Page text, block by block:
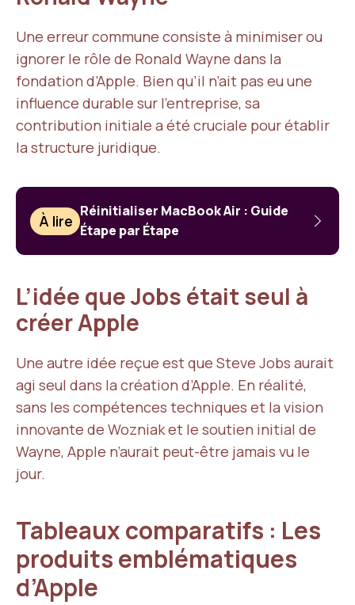
Une erreur commune consiste à minimiser ou
ignorer le rôle de Ronald Wayne dans la
fondation d’Apple. Bien qu’il n’ait pas eu une
influence durable sur l’entreprise, sa
contribution initiale a été cruciale pour établir
la structure juridique.
À lire
Réinitialiser MacBook Air : Guide
Étape par Étape
L’idée que Jobs était seul à
créer Apple
Une autre idée reçue est que Steve Jobs aurait
agi seul dans la création d’Apple. En réalité,
sans les compétences techniques et la vision
innovante de Wozniak et le soutien initial de
Wayne, Apple n’aurait peut-être jamais vu le
jour.
Tableaux comparatifs : Les
produits emblématiques
d’Apple